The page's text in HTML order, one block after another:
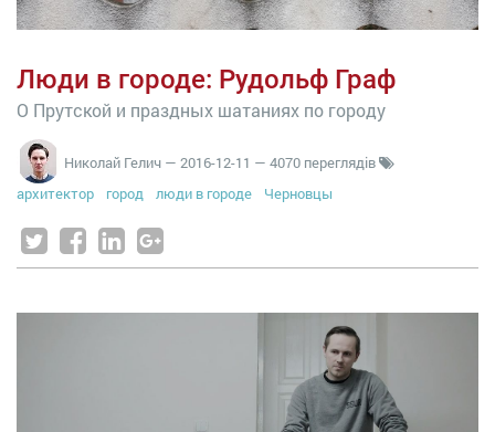
Люди в городе: Рудольф Граф
О Прутской и праздных шатаниях по городу
Николай Гелич — 2016-12-11 — 4070 переглядів
архитектор
город люди в городе Черновцы